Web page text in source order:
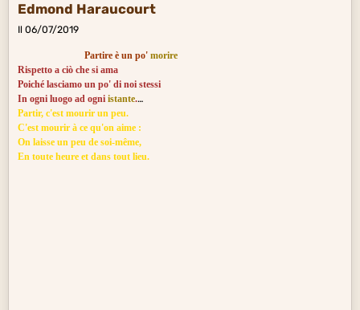
Edmond Haraucourt
Il 06/07/2019
Partire è un po' morire
Rispetto a ciò che si ama
Poiché lasciamo un po' di noi stessi
In ogni luogo ad ogni istante.
Partir, c'est mourir un peu.
C'est mourir à ce qu'on aime :
On laisse un peu de soi-même,
En toute heure et dans tout lieu.